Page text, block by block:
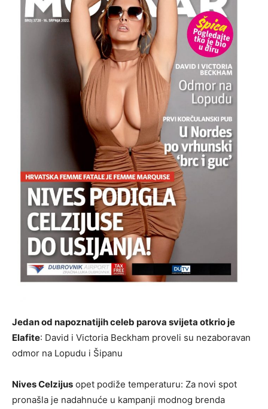
Jedan od napoznatijih celeb parova svijeta otkrio je
Elafite: David i Victoria Beckham proveli su nezaboravan
odmor na Lopudu i Šipanu
Nives Celzijus opet podiže temperaturu: Za novi spot
pronašla je nadahnuće u kampanji modnog brenda